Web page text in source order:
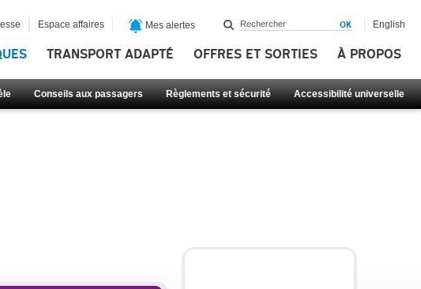
TRANSPORT ADAPTÉ OFFRES ET SORTIES À PROPOS
Conseils aux passagers Règlements et sécurité Accessibilité universelle
Espace affaires Mes alertes English